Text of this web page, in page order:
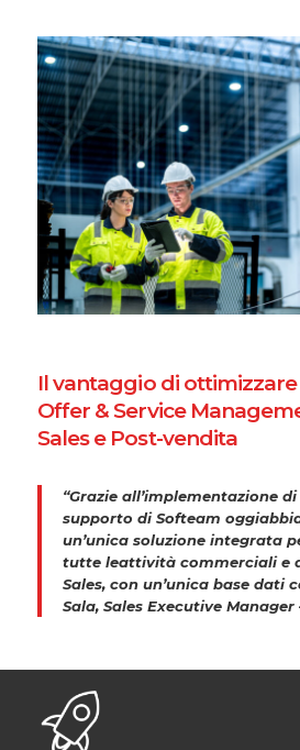
Il vantaggio di ottimizzare
Offer & Service
Sales e Post-vendita
“Grazie all’implementazione
supporto di Softeam
un’unica soluzione integrata
tutte leattività commerciali e
Sales, con un’unica base dati
Sala, Sales Executive Manager